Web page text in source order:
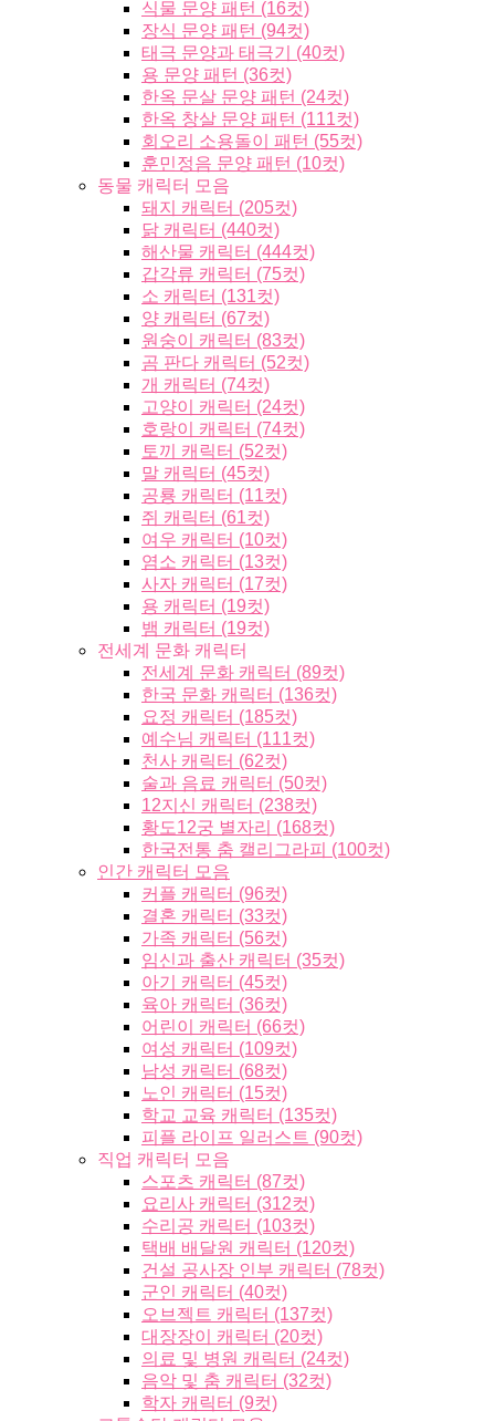
식물 문양 패턴 (16컷)
장식 문양 패턴 (94컷)
태극 문양과 태극기 (40컷)
용 문양 패턴 (36컷)
한옥 문살 문양 패턴 (24컷)
한옥 창살 문양 패턴 (111컷)
회오리 소용돌이 패턴 (55컷)
훈민정음 문양 패턴 (10컷)
동물 캐릭터 모음
돼지 캐릭터 (205컷)
닭 캐릭터 (440컷)
해산물 캐릭터 (444컷)
갑각류 캐릭터 (75컷)
소 캐릭터 (131컷)
양 캐릭터 (67컷)
원숭이 캐릭터 (83컷)
곰 판다 캐릭터 (52컷)
개 캐릭터 (74컷)
고양이 캐릭터 (24컷)
호랑이 캐릭터 (74컷)
토끼 캐릭터 (52컷)
말 캐릭터 (45컷)
공룡 캐릭터 (11컷)
쥐 캐릭터 (61컷)
여우 캐릭터 (10컷)
염소 캐릭터 (13컷)
사자 캐릭터 (17컷)
용 캐릭터 (19컷)
뱀 캐릭터 (19컷)
전세계 문화 캐릭터
전세계 문화 캐릭터 (89컷)
한국 문화 캐릭터 (136컷)
요정 캐릭터 (185컷)
예수님 캐릭터 (111컷)
천사 캐릭터 (62컷)
술과 음료 캐릭터 (50컷)
12지신 캐릭터 (238컷)
황도12궁 별자리 (168컷)
한국전통 춤 캘리그라피 (100컷)
인간 캐릭터 모음
커플 캐릭터 (96컷)
결혼 캐릭터 (33컷)
가족 캐릭터 (56컷)
임신과 출산 캐릭터 (35컷)
아기 캐릭터 (45컷)
육아 캐릭터 (36컷)
어린이 캐릭터 (66컷)
여성 캐릭터 (109컷)
남성 캐릭터 (68컷)
노인 캐릭터 (15컷)
학교 교육 캐릭터 (135컷)
피플 라이프 일러스트 (90컷)
직업 캐릭터 모음
스포츠 캐릭터 (87컷)
요리사 캐릭터 (312컷)
수리공 캐릭터 (103컷)
택배 배달원 캐릭터 (120컷)
건설 공사장 인부 캐릭터 (78컷)
군인 캐릭터 (40컷)
오브젝트 캐릭터 (137컷)
대장장이 캐릭터 (20컷)
의료 및 병원 캐릭터 (24컷)
음악 및 춤 캐릭터 (32컷)
학자 캐릭터 (9컷)